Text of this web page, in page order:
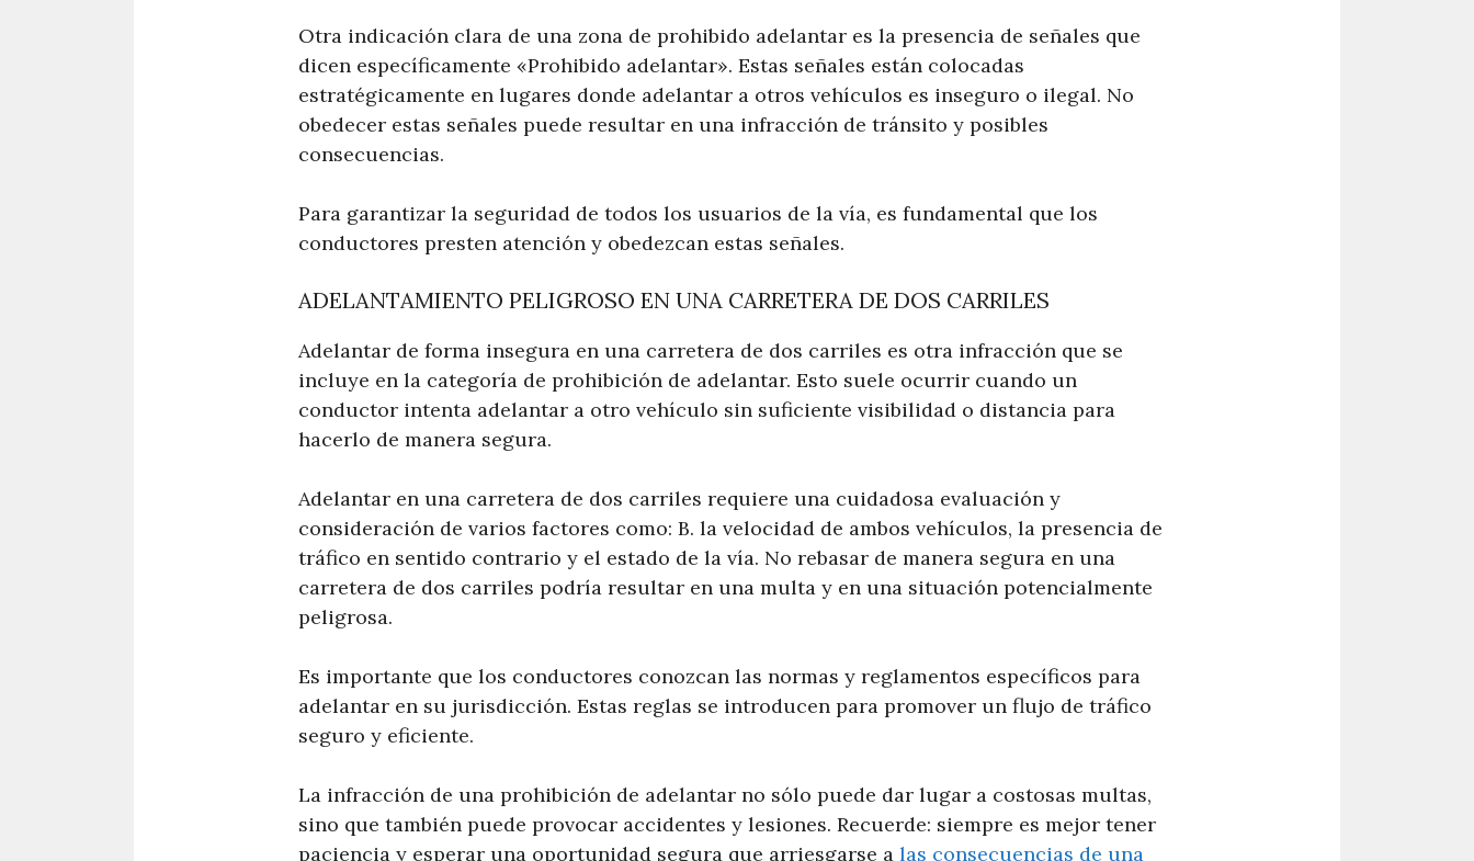
Otra indicación clara de una zona de prohibido adelantar es la presencia de señales que
dicen específicamente «Prohibido adelantar». Estas señales están colocadas
estratégicamente en lugares donde adelantar a otros vehículos es inseguro o ilegal. No
obedecer estas señales puede resultar en una infracción de tránsito y posibles
consecuencias.
Para garantizar la seguridad de todos los usuarios de la vía, es fundamental que los
conductores presten atención y obedezcan estas señales.
ADELANTAMIENTO PELIGROSO EN UNA CARRETERA DE DOS CARRILES
Adelantar de forma insegura en una carretera de dos carriles es otra infracción que se
incluye en la categoría de prohibición de adelantar. Esto suele ocurrir cuando un
conductor intenta adelantar a otro vehículo sin suficiente visibilidad o distancia para
hacerlo de manera segura.
Adelantar en una carretera de dos carriles requiere una cuidadosa evaluación y
consideración de varios factores como: B. la velocidad de ambos vehículos, la presencia de
tráfico en sentido contrario y el estado de la vía. No rebasar de manera segura en una
carretera de dos carriles podría resultar en una multa y en una situación potencialmente
peligrosa.
Es importante que los conductores conozcan las normas y reglamentos específicos para
adelantar en su jurisdicción. Estas reglas se introducen para promover un flujo de tráfico
seguro y eficiente.
La infracción de una prohibición de adelantar no sólo puede dar lugar a costosas multas,
sino que también puede provocar accidentes y lesiones. Recuerde: siempre es mejor tener
paciencia y esperar una oportunidad segura que arriesgarse a las consecuencias de una